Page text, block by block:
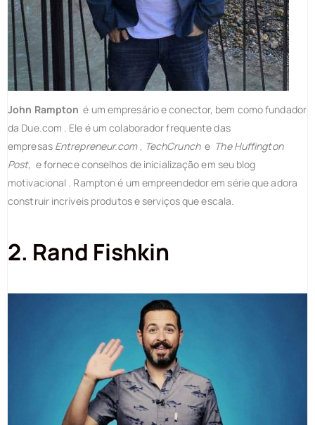
John Rampton é um empresário e conector, bem como fundador
da Due.com . Ele é um colaborador frequente das
empresasEntrepreneur.com, TechCrunch e The Huffington
Post, e fornece conselhos de inicialização em seu blog
motivacional . Rampton é um empreendedor em série que adora
construir incríveis produtos e serviços que escala.
2. Rand Fishkin